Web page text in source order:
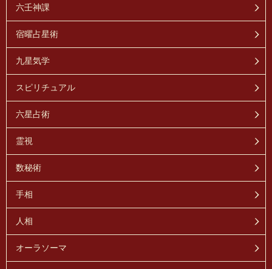
六壬神課
宿曜占星術
九星気学
スピリチュアル
六星占術
霊視
数秘術
手相
人相
オーラソーマ